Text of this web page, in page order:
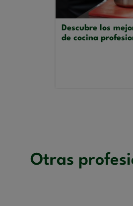
Descubre los
de cocina
Otras